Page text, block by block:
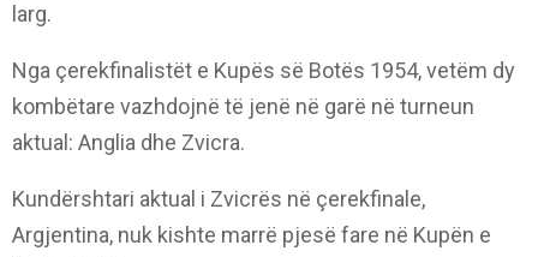
larg.
Nga çerekfinalistët e Kupës së Botës 1954, vetëm dy
kombëtare vazhdojnë të jenë në garë në turneun
aktual: Anglia dhe Zvicra.
Kundërshtari aktual i Zvicrës në çerekfinale,
Argjentina, nuk kishte marrë pjesë fare në Kupën e